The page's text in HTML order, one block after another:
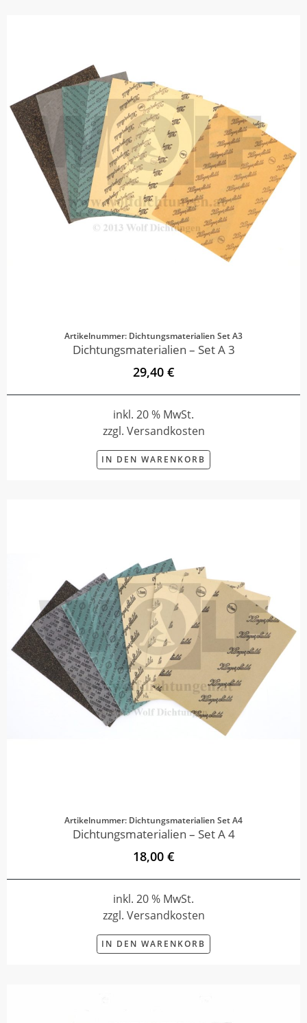
Artikelnummer: Dichtungsmaterialien Set A3
Dichtungsmaterialien – Set A 3
29,40 €
inkl. 20 % MwSt.
zzgl. Versandkosten
IN DEN WARENKORB
Artikelnummer: Dichtungsmaterialien Set A4
Dichtungsmaterialien – Set A 4
18,00 €
inkl. 20 % MwSt.
zzgl. Versandkosten
IN DEN WARENKORB